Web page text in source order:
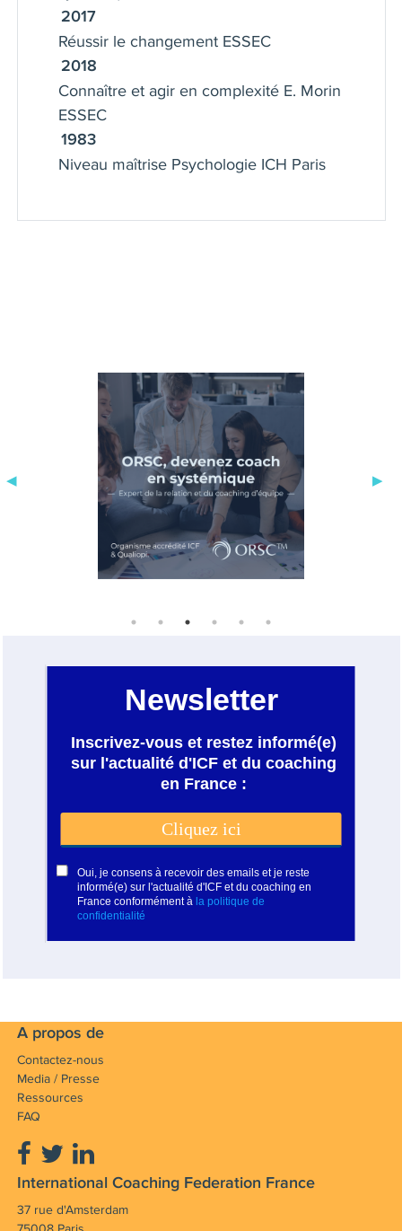
2017
Réussir le changement ESSEC
2018
Connaître et agir en complexité E. Morin
ESSEC
1983
Niveau maîtrise Psychologie ICH Paris
A propos de
Contactez-nous
Media / Presse
Ressources
FAQ
International Coaching Federation France
37 rue d'Amsterdam